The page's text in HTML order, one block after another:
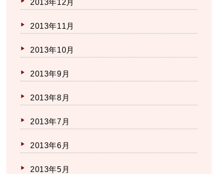
2013年12月
2013年11月
2013年10月
2013年9月
2013年8月
2013年7月
2013年6月
2013年5月